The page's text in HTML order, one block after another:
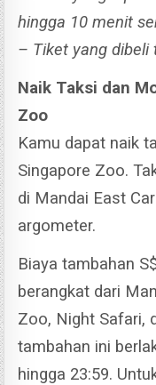
hingga 10 menit
– Tiket yang dibeli
Naik Taksi dan
Zoo
Kamu dapat naik
Singapore Zoo.
di Mandai East
argometer.
Biaya tambahan
berangkat dari
Zoo, Night Safari,
tambahan ini
hingga 23:59.